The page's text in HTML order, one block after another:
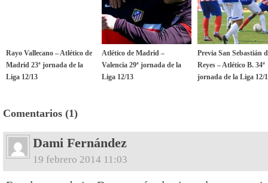
Rayo Vallecano – Atlético de
Madrid 23ª jornada de la
Liga 12/13
Atlético de Madrid –
Valencia 29ª jornada de la
Liga 12/13
Previa San Sebastián
Reyes – Atlético B. 34ª
jornada de la Liga 12/
Comentarios (1)
Dami Fernández
19 febrero 2014 11:03